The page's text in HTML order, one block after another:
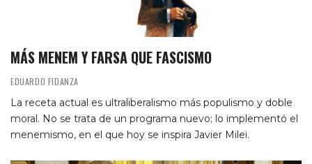
MÁS MENEM Y FARSA QUE FASCISMO
EDUARDO FIDANZA
La receta actual es ultraliberalismo más populismo y doble
moral. No se trata de un programa nuevo; lo implementó el
menemismo, en el que hoy se inspira Javier Milei.